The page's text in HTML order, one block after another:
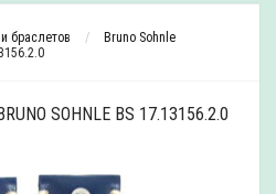
браслетов
Bruno Sohnle
SOHNLE BS 17.13156.2.0